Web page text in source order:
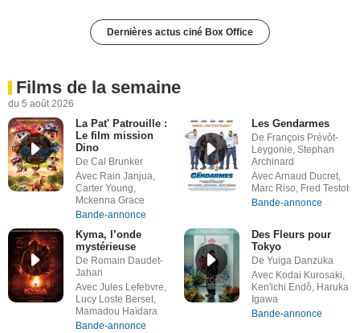
Dernières actus ciné Box Office
Films de la semaine
du 5 août 2026
La Pat' Patrouille :
Le film mission
Dino
De Cal Brunker
Avec Rain Janjua,
Carter Young,
Mckenna Grace
Bande-annonce
Les Gendarmes
De François Prévôt-
Leygonie, Stephan
Archinard
Avec Arnaud Ducret,
Marc Riso, Fred Testot
Bande-annonce
Kyma, l’onde
mystérieuse
De Romain Daudet-
Jahan
Avec Jules Lefebvre,
Lucy Loste Berset,
Mamadou Haïdara
Bande-annonce
Des Fleurs pour
Tokyo
De Yuiga Danzuka
Avec Kodai Kurosaki,
Ken'ichi Endô, Haruka
Igawa
Bande-annonce